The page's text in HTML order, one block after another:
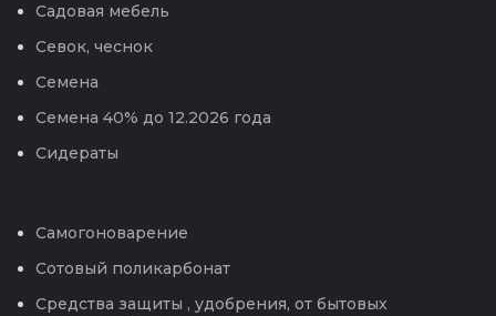
Садовая мебель
Севок, чеснок
Семена
Семена 40% до 12.2026 года
Сидераты
Самогоноварение
Сотовый поликарбонат
Средства защиты , удобрения, от бытовых